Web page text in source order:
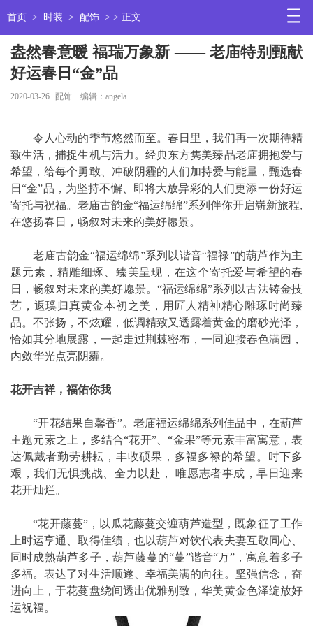
首页 > 时装 > 配饰 > > 正文
盎然春意暖 福瑞万象新 —— 老庙特别甄献
好运春日“金”品
2020-03-26 配饰 编辑：angela
令人心动的季节悠然而至。春日里，我们再一次期待精
致生活，捕捉生机与活力。经典东方隽美臻品老庙拥抱爱与
希望，给每个勇敢、冲破阴霾的人们加持爱与能量，甄选春
日“金”品，为坚持不懈、即将大放异彩的人们更添一份好运
寄托与祝福。老庙古韵金“福运绵绵”系列伴你开启崭新旅程,
在悠扬春日，畅叙对未来的美好愿景。
老庙古韵金“福运绵绵”系列以谐音“福禄”的葫芦作为主
题元素，精雕细琢、臻美呈现，在这个寄托爱与希望的春
日，畅叙对未来的美好愿景。“福运绵绵”系列以古法铸金技
艺，返璞归真黄金本初之美，用匠人精神精心雕琢时尚臻
品。不张扬，不炫耀，低调精致又透露着黄金的磨砂光泽，
恰如其分地展露，一起走过荆棘密布，一同迎接春色满园，
内敛华光点亮阴霾。
花开吉祥，福佑你我
“开花结果自馨香”。老庙福运绵绵系列佳品中，在葫芦
主题元素之上，多结合“花开”、“金果”等元素丰富寓意，表
达佩戴者勤劳耕耘，丰收硕果，多福多禄的希望。时下多
艰，我们无惧挑战、全力以赴， 唯愿志者事成，早日迎来
花开灿烂。
“花开藤蔓”，以瓜花藤蔓交缠葫芦造型，既象征了工作
上时运亨通、取得佳绩，也以葫芦对饮代表夫妻互敬同心、
同时成熟葫芦多子，葫芦藤蔓的“蔓”谐音“万”，寓意着多子
多福。表达了对生活顺遂、幸福美满的向往。坚强信念，奋
进向上，于花蔓盘绕间透出优雅别致，华美黄金色泽绽放好
运祝福。